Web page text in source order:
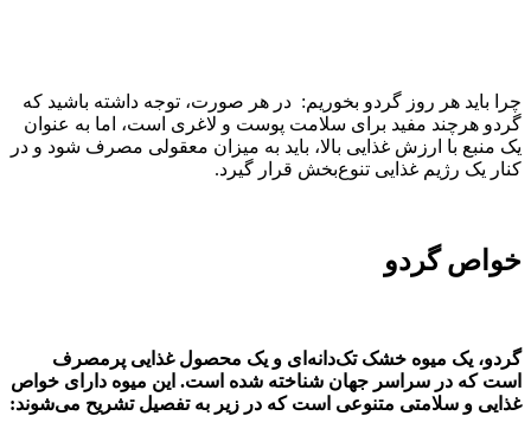
چرا باید هر روز گردو بخوریم: در هر صورت، توجه داشته باشید که
گردو هرچند مفید برای سلامت پوست و لاغری است، اما به عنوان
یک منبع با ارزش غذایی بالا، باید به میزان معقولی مصرف شود و در
کنار یک رژیم غذایی تنوع‌بخش قرار گیرد.
خواص گردو
گردو، یک میوه خشک تک‌دانه‌ای و یک محصول غذایی پرمصرف
است که در سراسر جهان شناخته شده است. این میوه دارای خواص
غذایی و سلامتی متنوعی است که در زیر به تفصیل تشریح می‌شوند: